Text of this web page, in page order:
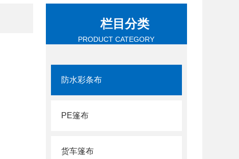
栏目分类
PRODUCT CATEGORY
防水彩条布
PE篷布
货车篷布